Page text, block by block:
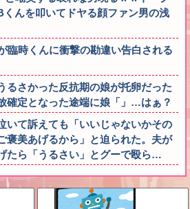
んを叩いてドヤる顔ファン男の浅
臨時くんに衝撃の勘違い告白される
るさかった反抗期の娘が托卵だった
確定となった途端に娘「」…はぁ？
いて訴えても「いいじゃないかその
褒美あげるから」と迫られた。夫が
たら「うるさい」とグーで殴ら…